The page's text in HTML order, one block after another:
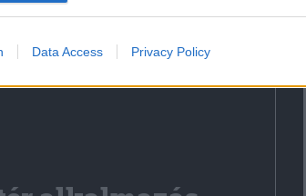
Data Access Privacy Policy